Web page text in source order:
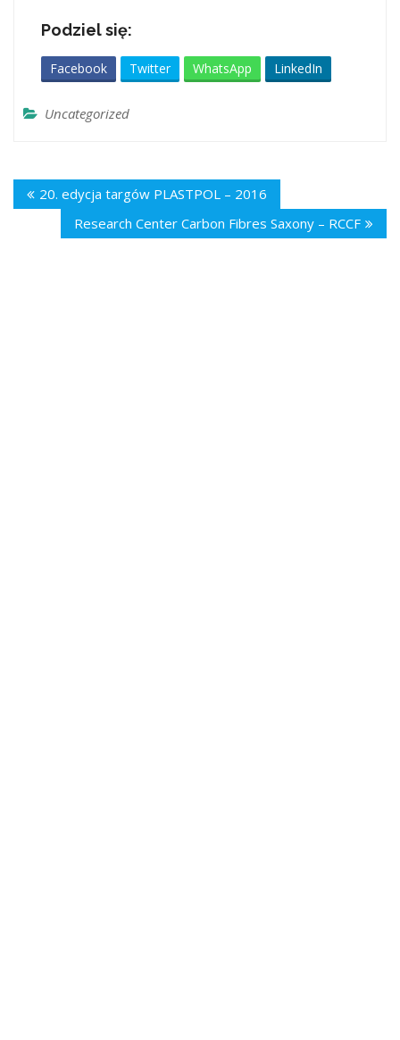
Podziel się:
Facebook Twitter WhatsApp LinkedIn
Uncategorized
20. edycja targów PLASTPOL – 2016
Research Center Carbon Fibres Saxony – RCCF